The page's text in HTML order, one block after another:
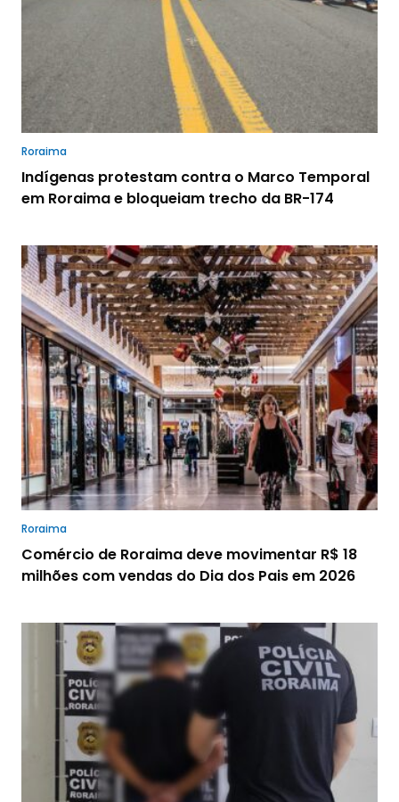
Roraima
Indígenas protestam contra o Marco Temporal
em Roraima e bloqueiam trecho da BR-174
Roraima
Comércio de Roraima deve movimentar R$ 18
milhões com vendas do Dia dos Pais em 2026